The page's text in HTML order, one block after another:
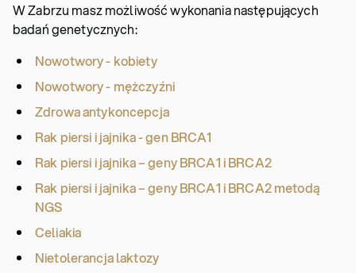
W Zabrzu masz możliwość wykonania następujących
badań genetycznych:
Nowotwory - kobiety
Nowotwory - mężczyźni
Zdrowa antykoncepcja
Rak piersi i jajnika - gen BRCA1
Rak piersi i jajnika – geny BRCA1 i BRCA2
Rak piersi i jajnika – geny BRCA1 i BRCA2 metodą
NGS
Celiakia
Nietolerancja laktozy